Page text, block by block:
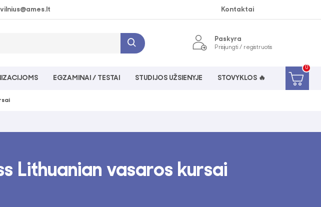
vilnius@ames.lt Kontaktai
Paskyra
Prisijungti / registruotis
EGZAMINAI / TESTAI STUDIJOS UŽSIENYJE STOVYKLOS 🔥
0
Lithuanian vasaros kursai